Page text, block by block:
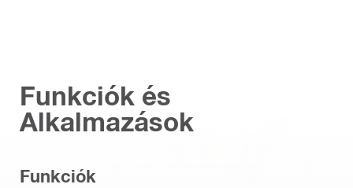
Funkciók és
Alkalmazások
Funkciók